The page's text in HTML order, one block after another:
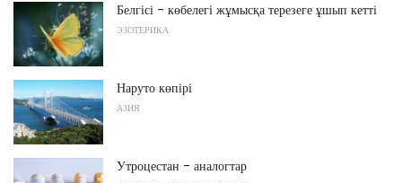
Белгісі - көбелегі жұмысқа терезеге ұшып кетті
ЭЗОТЕРИКА
Наруто көпірі
АЗИЯ
Утроцестан - аналогтар